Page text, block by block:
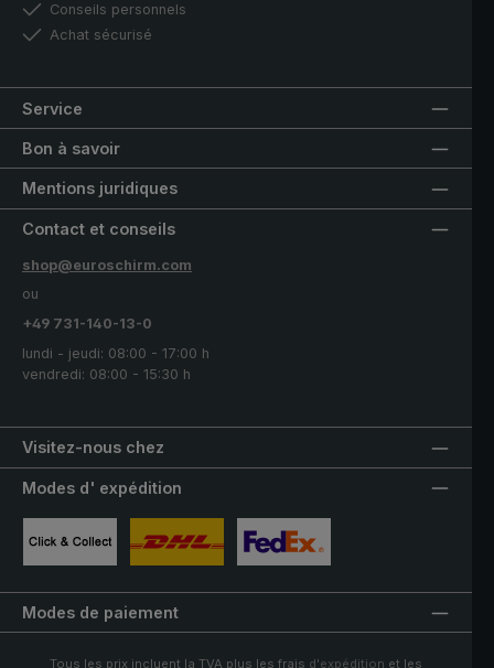
Conseils personnels
Achat sécurisé
Service
Bon à savoir
Mentions juridiques
Visitez-nous chez
Contact et conseils
shop@euroschirm.com
ou
+49 731-140-13-0
lundi - jeudi: 08:00 - 17:00 h
vendredi: 08:00 - 15:30 h
Modes d' expédition
Modes de paiement
Tous les prix incluent la TVA plus les frais d'expédition et les